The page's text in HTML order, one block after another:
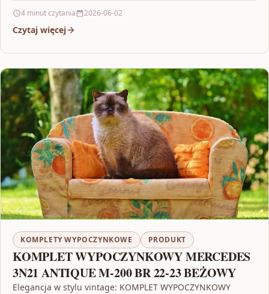
4 minut czytania 2026-06-02
Czytaj więcej
KOMPLETY WYPOCZYNKOWE PRODUKT
KOMPLET WYPOCZYNKOWY MERCEDES
3N21 ANTIQUE M-200 BR 22-23 BEŻOWY
Elegancja w stylu vintage: KOMPLET WYPOCZYNKOWY